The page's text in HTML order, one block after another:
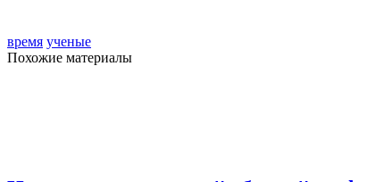
время ученые
Похожие материалы